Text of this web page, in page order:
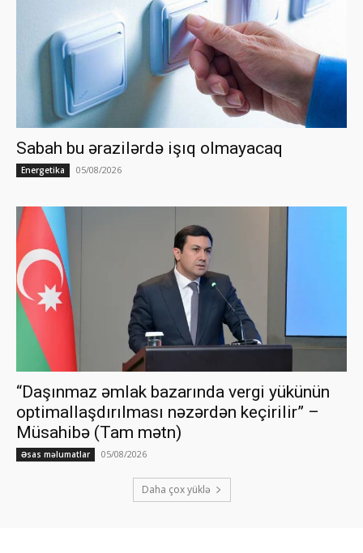
Sabah bu ərazilərdə işıq olmayacaq
Energetika 05/08/2026
“Daşınmaz əmlak bazarında vergi yükünün
optimallaşdırılması nəzərdən keçirilir” –
Müsahibə (Tam mətn)
Əsas məlumatlar 05/08/2026
Daha çox yüklə